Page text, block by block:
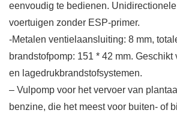
eenvoudig te bedienen.
voertuigen zonder ESP-primer.
-Metalen ventielaansluiting: 8 mm,
brandstofpomp: 151 * 42 mm. Geschikt
en lagedrukbrandstofsystemen.
– Vulpomp voor het vervoer van
benzine, die het meest voor buiten- of